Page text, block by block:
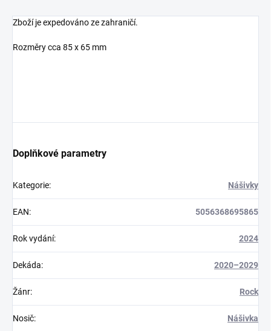
Zboží je expedováno ze zahraničí.
Rozměry cca 85 x 65 mm
Doplňkové parametry
Kategorie: Nášivky
EAN: 5056368695865
Rok vydání: 2024
Dekáda: 2020–2029
Žánr: Rock
Nosič: Nášivka